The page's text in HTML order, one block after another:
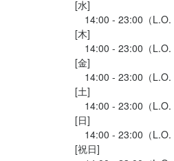
食感とふぐ皮のコリコリした歯ごた
■大大阪のたこ焼き(528円)
外はフワッと&中はとろ〜りの出汁
[水]
14:00 - 23:00（L.O.
[木]
14:00 - 23:00（L.O.
[金]
14:00 - 23:00（L.O.
[土]
14:00 - 23:00（L.O.
[日]
14:00 - 23:00（L.O.
[祝日]